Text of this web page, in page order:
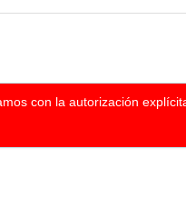
con la autorización